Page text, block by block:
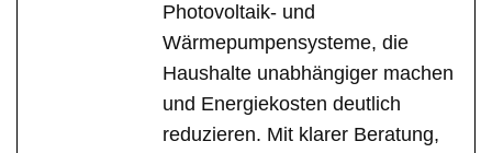
Photovoltaik- und
Wärmepumpensysteme, die
Haushalte unabhängiger machen
und Energiekosten deutlich
reduzieren. Mit klarer Beratung,